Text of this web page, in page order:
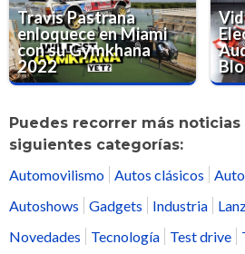
Travis Pastrana
enloquece en Miami
con su Gymkhana
2022
Puedes recorrer más
siguientes categorías:
Automovilismo Autos clásicos
Autoshows
Gadgets Industria
Novedades
Tecnología Test drive